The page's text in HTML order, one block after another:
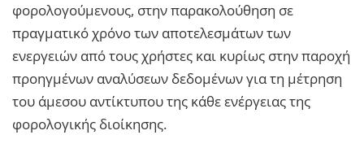
φορολογούμενους, στην παρακολούθηση σε
πραγματικό χρόνο των αποτελεσμάτων των
ενεργειών από τους χρήστες και κυρίως στην παροχή
προηγμένων αναλύσεων δεδομένων για τη μέτρηση
του άμεσου αντίκτυπου της κάθε ενέργειας της
φορολογικής διοίκησης.